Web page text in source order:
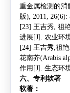
重金属检测的消
版), 2011, 26(6):
[23] 王吉秀 祖
进展[J]. 农业环
[24] 王吉秀 祖
花南芥(Arabis
作用 [J]. 生态环
六、专利软著
软著：